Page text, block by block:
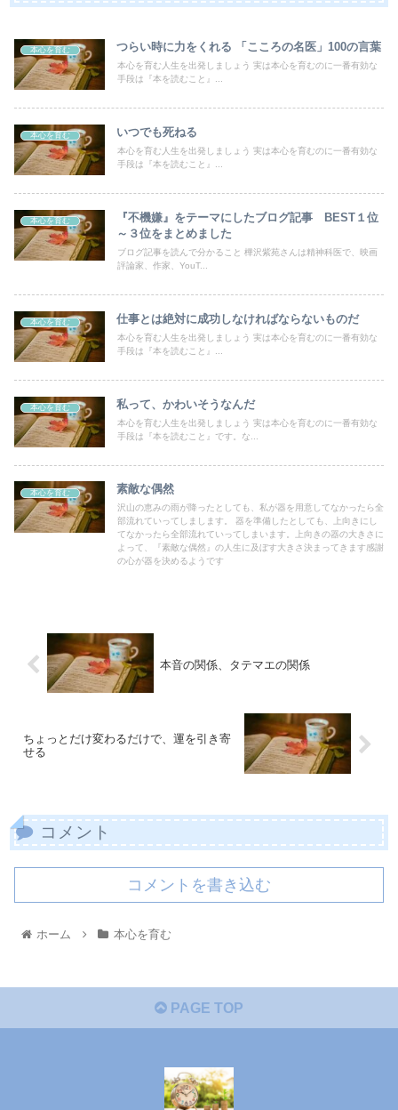
本心を育む つらい時に力をくれる 「こころの名医」100の言葉
本心を育む人生を出発しましょう 実は本心を育むのに一番有効な
手段は『本を読むこと』...
本心を育む いつでも死ねる
本心を育む人生を出発しましょう 実は本心を育むのに一番有効な
手段は『本を読むこと』...
本心を育む
『不機嫌』をテーマにしたブログ記事 BEST１位
～３位をまとめました
ブログ記事を読んで分かること 樺沢紫苑さんは精神科医で、映画
評論家、作家、YouT...
本心を育む 仕事とは絶対に成功しなければならないものだ
本心を育む人生を出発しましょう 実は本心を育むのに一番有効な
手段は『本を読むこと』...
本心を育む 私って、かわいそうなんだ
本心を育む人生を出発しましょう 実は本心を育むのに一番有効な
手段は『本を読むこと』です。な...
本心を育む 素敵な偶然
沢山の恵みの雨が降ったとしても、私が器を用意してなかったら全
部流れていってしまします。 器を準備したとしても、上向きにし
てなかったら全部流れていってしまいます。上向きの器の大きさに
よって、『素敵な偶然』の人生に及ぼす大きさ決まってきます感謝
の心が器を決めるようです
本音の関係、タテマエの関係
ちょっとだけ変わるだけで、運を引き寄
せる
コメント
コメントを書き込む
ホーム 本心を育む
PAGE TOP